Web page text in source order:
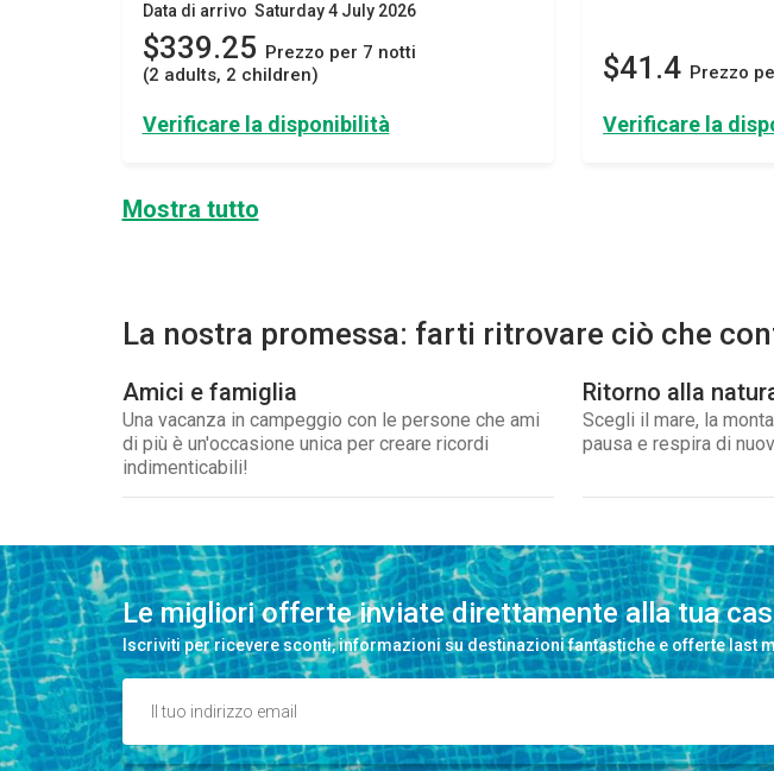
Data di arrivo Saturday 4 July 2026
$339.25 Prezzo per 7 notti
(2 adults, 2 children)
Verificare la disponibilità
$41.4 Prezzo
Verificare la
Mostra tutto
La nostra promessa: farti ritrovare ciò che
Amici e famiglia
Una vacanza in campeggio con le persone che ami
di più è un'occasione unica per creare ricordi
indimenticabili!
Ritorno alla
Scegli il mare, la
pausa e respira di
Le migliori offerte inviate direttamente alla tua
Iscriviti per ricevere sconti, informazioni su destinazioni fantastiche e offerte last